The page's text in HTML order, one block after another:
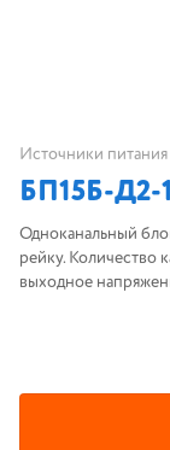
Источники
БП15Б-Д2-
Одноканальный
рейку. Количество
выходное